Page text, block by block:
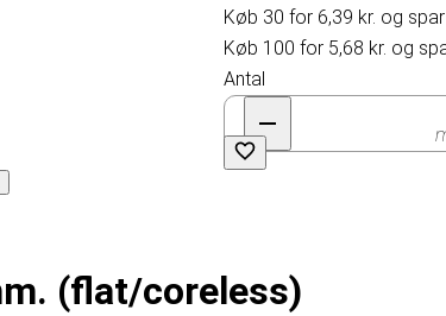
Køb 30 for 6,39 kr. og
Køb 100 for 5,68 kr. og
Antal
(flat/coreless)